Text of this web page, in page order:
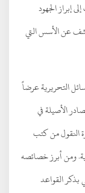
إبراز الجهود
عن الأسس التي
التحريرية عرضاً
الأصيلة في
النقول من كتب
ومن أبرز خصائصه
بذكر القواعد